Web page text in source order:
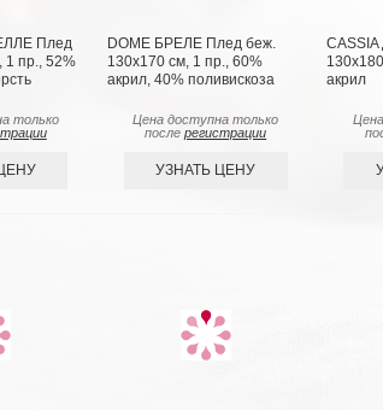
Плед
1 пр., 52%
только
DOME БРЕЛЕ Плед беж.
130х170 см, 1 пр., 60%
акрил, 40% поливискоза
Цена доступна только
послерегистрации
УЗНАТЬ ЦЕНУ
акрил